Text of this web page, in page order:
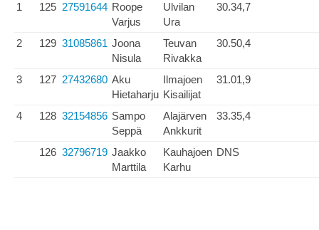
1 125 27591644 Roope
Varjus
Ulvilan
Ura
30.34,7
2 129 31085861 Joona
Nisula
Teuvan
Rivakka
30.50,4
3 127 27432680 Aku
Hietaharju
Ilmajoen
Kisailijat
31.01,9
4 128 32154856 Sampo
Seppä
Alajärven
Ankkurit
33.35,4
126 32796719 Jaakko
Marttila
Kauhajoen
Karhu
DNS